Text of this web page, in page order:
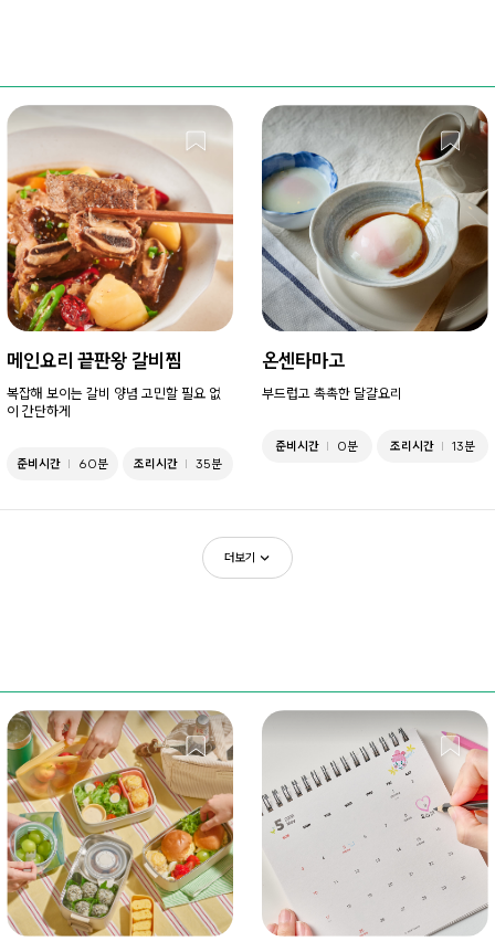
메인요리 끝판왕 갈비찜
복잡해 보이는 갈비 양념 고민할 필요 없
이 간단하게
준비시간 60분 조리시간 35분
온센타마고
부드럽고 촉촉한 달걀요리
준비시간 0분 조리시간 13분
더보기